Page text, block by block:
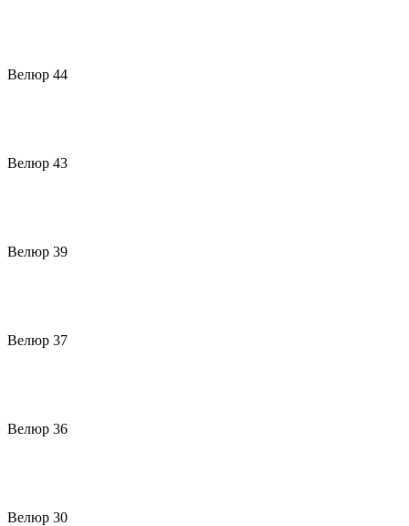
Велюр 44
Велюр 43
Велюр 39
Велюр 37
Велюр 36
Велюр 30